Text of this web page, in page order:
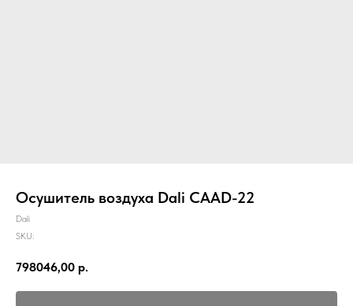
Осушитель воздуха Dali CAAD-22
Dali
SKU:
798046,00 р.